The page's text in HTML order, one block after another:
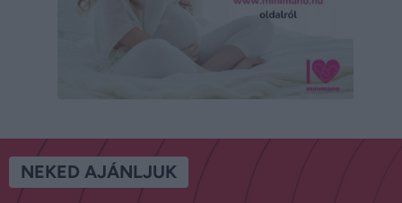
NEKED AJÁNLJUK